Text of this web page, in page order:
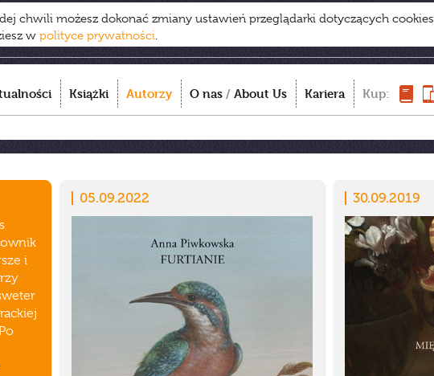
chwili możesz dokonać zmiany ustawień przeglądarki dotyczących cookies
w polityce prywatności.
Książki Autorzy O nas / About Us Kariera Kup:
i
05.09.2022 30.09.2019